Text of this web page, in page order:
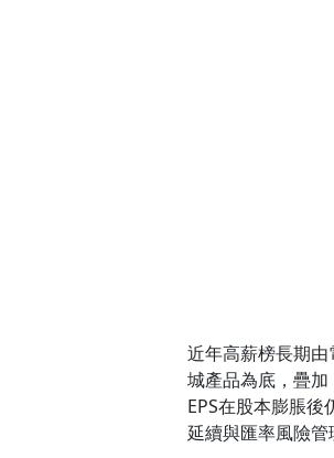
近年高薪榜長期
城產品為底，疊加
EPS在股本膨脹後
延續與匯率風險管